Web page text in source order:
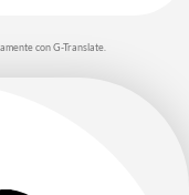
con G-Translate.